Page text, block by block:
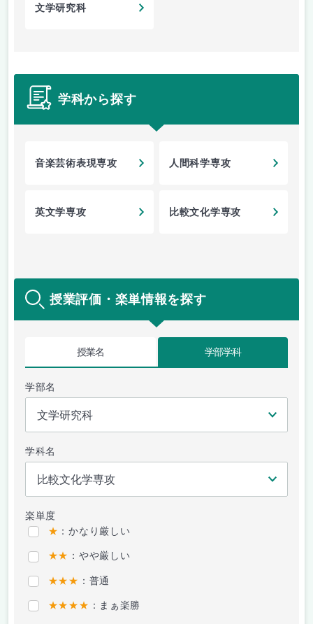
文学研究科
学科から探す
音楽芸術表現専攻 人間科学専攻
英文学専攻 比較文化学専攻
授業評価・楽単情報を探す
授業名 学部学科
学部名
学科名
楽単度
★ ：かなり厳しい
★★ ：やや厳しい
★★★ ：普通
★★★★ ：まぁ楽勝